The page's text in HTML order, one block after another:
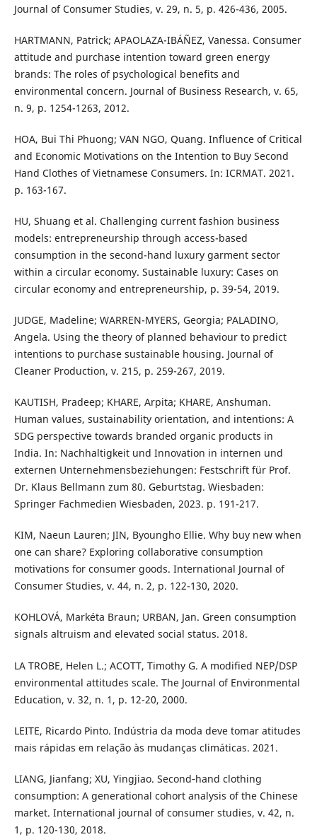
Journal of Consumer Studies, v. 29, n. 5, p. 426-436, 2005.
HARTMANN, Patrick; APAOLAZA-IBÁÑEZ, Vanessa. Consumer
attitude and purchase intention toward green energy
brands: The roles of psychological benefits and
environmental concern. Journal of Business Research, v. 65,
n. 9, p. 1254-1263, 2012.
HOA, Bui Thi Phuong; VAN NGO, Quang. Influence of Critical
and Economic Motivations on the Intention to Buy Second
Hand Clothes of Vietnamese Consumers. In: ICRMAT. 2021.
p. 163-167.
HU, Shuang et al. Challenging current fashion business
models: entrepreneurship through access-based
consumption in the second-hand luxury garment sector
within a circular economy. Sustainable luxury: Cases on
circular economy and entrepreneurship, p. 39-54, 2019.
JUDGE, Madeline; WARREN-MYERS, Georgia; PALADINO,
Angela. Using the theory of planned behaviour to predict
intentions to purchase sustainable housing. Journal of
Cleaner Production, v. 215, p. 259-267, 2019.
KAUTISH, Pradeep; KHARE, Arpita; KHARE, Anshuman.
Human values, sustainability orientation, and intentions: A
SDG perspective towards branded organic products in
India. In: Nachhaltigkeit und Innovation in internen und
externen Unternehmensbeziehungen: Festschrift für Prof.
Dr. Klaus Bellmann zum 80. Geburtstag. Wiesbaden:
Springer Fachmedien Wiesbaden, 2023. p. 191-217.
KIM, Naeun Lauren; JIN, Byoungho Ellie. Why buy new when
one can share? Exploring collaborative consumption
motivations for consumer goods. International Journal of
Consumer Studies, v. 44, n. 2, p. 122-130, 2020.
KOHLOVÁ, Markéta Braun; URBAN, Jan. Green consumption
signals altruism and elevated social status. 2018.
LA TROBE, Helen L.; ACOTT, Timothy G. A modified NEP/DSP
environmental attitudes scale. The Journal of Environmental
Education, v. 32, n. 1, p. 12-20, 2000.
LEITE, Ricardo Pinto. Indústria da moda deve tomar atitudes
mais rápidas em relação às mudanças climáticas. 2021.
LIANG, Jianfang; XU, Yingjiao. Second‐hand clothing
consumption: A generational cohort analysis of the Chinese
market. International journal of consumer studies, v. 42, n.
1, p. 120-130, 2018.